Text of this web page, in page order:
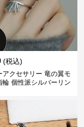
(税込)
アクセサリー 竜の翼モ
輪 個性派シルバーリン